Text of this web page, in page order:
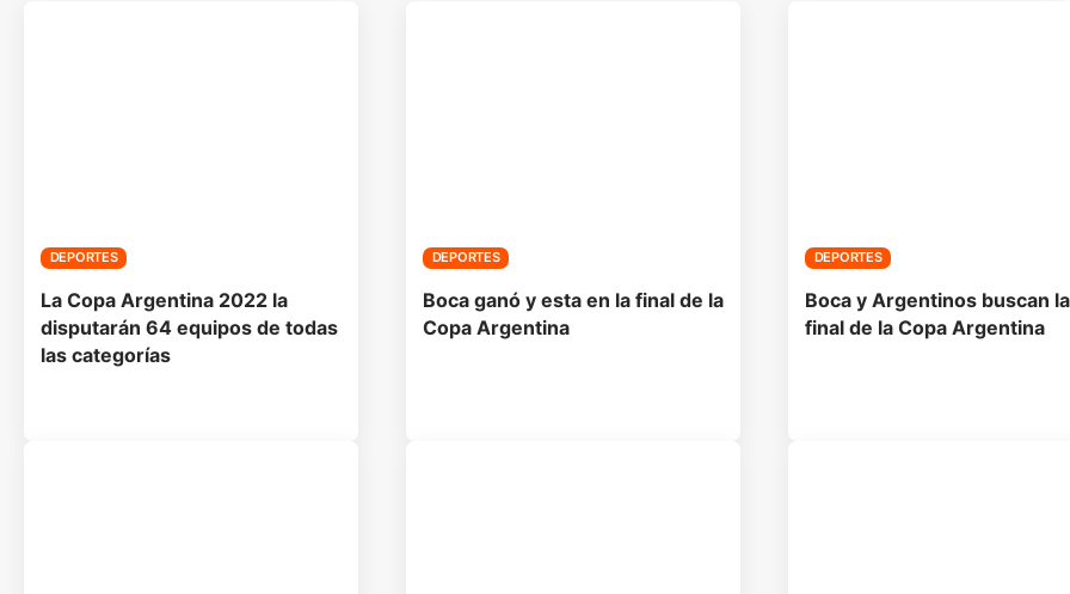
DEPORTES
La Copa Argentina 2022 la
disputarán 64 equipos de todas
las categorías
DEPORTES
Boca ganó y esta en la final de la
Copa Argentina
DEPORTES
Boca y Argentinos buscan la
final de la Copa Argentina